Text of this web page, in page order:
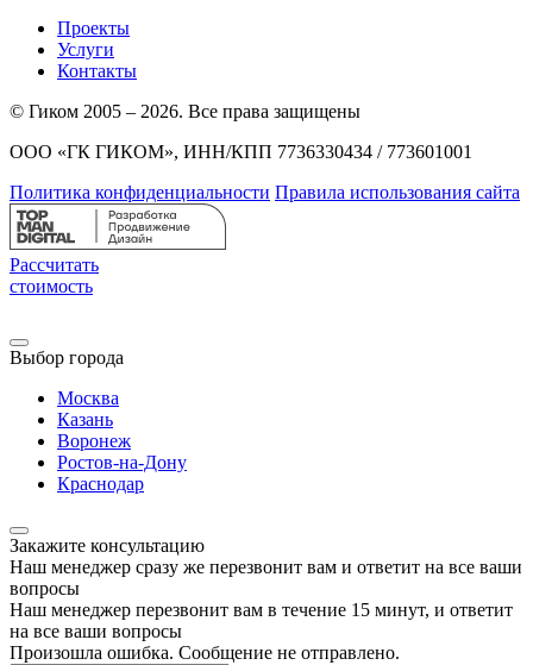
Проекты
Услуги
Контакты
© Гиком 2005 – 2026. Все права защищены
ООО «ГК ГИКОМ», ИНН/КПП 7736330434 / 773601001
Политика конфиденциальности Правила использования сайта
Рассчитать
стоимость
Выбор города
Москва
Казань
Воронеж
Ростов-на-Дону
Краснодар
Закажите консультацию
Наш менеджер сразу же перезвонит вам и ответит на все ваши
вопросы
Наш менеджер перезвонит вам в течение 15 минут, и ответит
на все ваши вопросы
Произошла ошибка. Сообщение не отправлено.